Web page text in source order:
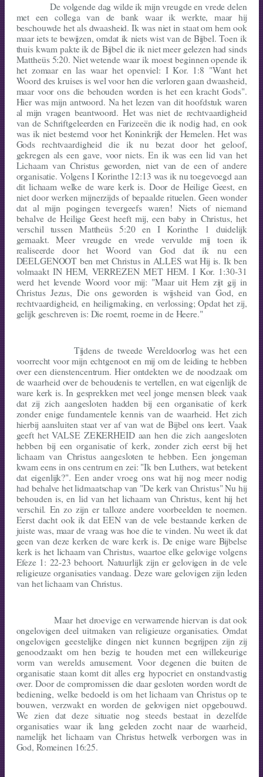
De volgende dag wilde ik mijn vreugde en vrede delen
met een collega van de bank waar ik werkte, maar hij
beschouwde het als dwaasheid. Ik was niet in staat om hem ook
maar iets te bewijzen, omdat ik niets wist van de Bijbel. Toen ik
thuis kwam pakte ik de Bijbel die ik niet meer gelezen had sinds
Mattheüs 5:20. Niet wetende waar ik moest beginnen opende ik
het zomaar en las waar het openviel: I Kor. 1:8 "Want het
Woord des kruises is wel voor hen die verloren gaan dwaasheid,
maar voor ons die behouden worden is het een kracht Gods".
Hier was mijn antwoord. Na het lezen van dit hoofdstuk waren
al mijn vragen beantwoord. Het was niet de rechtvaar­digheid
van de Schriftgeleerden en Farizeeën die ik nodig had, en ook
was ik niet bestemd voor het Koninkrijk der Hemelen. Het was
Gods rechtvaardig­heid die ik nu bezat door het geloof,
gekregen als een gave, voor niets. En ik was een lid van het
Lichaam van Christus geworden, niet van de een of andere
organi­satie. Volgens I Korinthe 12:13 was ik nu toegevoegd aan
dit lichaam welke de ware kerk is. Door de Heilige Geest, en
niet door werken mijner­zijds of bepaalde rituelen. Geen wonder
dat al mijn pogingen tevergeefs waren! Niets of niemand
behalve de Heilige Geest heeft mij, een baby in Christus, het
verschil tussen Mattheüs 5:20 en I Korinthe 1 duidelijk
gemaakt. Meer vreugde en vrede vervulde mij toen ik
realiseerde door het Woord van God dat ik nu een
DEELGENOOT ben met Christus in ALLES wat Hij is. Ik ben
volmaakt IN HEM, VERREZEN MET HEM. I Kor. 1:30-31
werd het levende Woord voor mij: "Maar uit Hem zijt gij in
Christus Jezus, Die ons geworden is wijsheid van God, en
rechtvaardigheid, en heiligmaking, en verlossing; Opdat het zij,
gelijk geschreven is: Die roemt, roeme in de Heere."
Tijdens de tweede Wereldoorlog was het een
voorrecht voor mijn echtgenoot en mij om de leiding te hebben
over een dienstencentrum. Hier ontdekten we de noodzaak om
de waarheid over de behoudenis te vertellen, en wat eigen­lijk de
ware kerk is. In gesprekken met veel jonge mensen bleek vaak
dat zij zich aangesloten hadden bij een organisatie of kerk
zonder enige fundamentele kennis van de waarheid. Het zich
hierbij aansluiten staat ver af van wat de Bijbel ons leert. Vaak
geeft het VALSE ZEKERHEID aan hen die zich aangesloten
hebben bij een organisatie of kerk, zonder zich eerst bij het
lichaam van Christus aangesloten te hebben. Een jongeman
kwam eens in ons centrum en zei: "Ik ben Luthers, wat betekent
dat eigenlijk?". Een ander vroeg ons wat hij nog meer nodig
had behalve het lidmaatschap van "De kerk van Christus" Nu hij
behouden is, en lid van het lichaam van Christus, kent hij het
verschil. En zo zijn er talloze andere voorbeelden te noemen.
Eerst dacht ook ik dat EEN van de vele bestaande kerken de
juiste was, maar de vraag was hoe die te vinden. Nu weet ik dat
geen van deze kerken de ware kerk is. De enige ware Bijbelse
kerk is het lichaam van Christus, waartoe elke gelovige volgens
Efeze 1: 22-23 behoort. Natuurlijk zijn er gelovigen in de vele
religieuze organisaties vandaag. Deze ware gelovigen zijn leden
van het lichaam van Christus.
Maar het droevige en verwarrende hiervan is dat ook
ongelovigen deel uitmaken van religieuze organisaties. Omdat
ongelovigen geestelijke dingen niet kunnen begrijpen zijn zij
genoodzaakt om hen bezig te houden met een willekeurige
vorm van werelds amusement. Voor degenen die buiten de
organisatie staan komt dit alles erg hypocriet en onstandvastig
over. Door de compromissen die daar gesloten worden wordt de
bediening, welke bedoeld is om het lichaam van Christus op te
bouwen, verzwakt en worden de gelovi­gen niet opgebouwd.
We zien dat deze situatie nog steeds bestaat in dezelfde
organisaties waar ik lang geleden zocht naar de waarheid,
namelijk het lichaam van Christus hetwelk verborgen was in
God, Romeinen 16:25.